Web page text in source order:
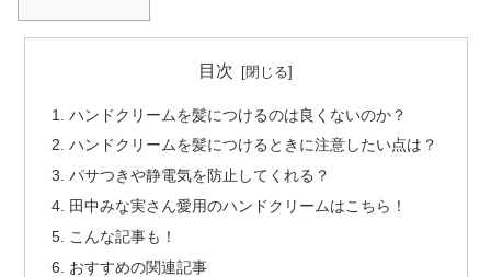
目次
ハンドクリームを髪につけるのは良くないのか？
ハンドクリームを髪につけるときに注意したい点は？
パサつきや静電気を防止してくれる？
田中みな実さん愛用のハンドクリームはこちら！
こんな記事も！
おすすめの関連記事